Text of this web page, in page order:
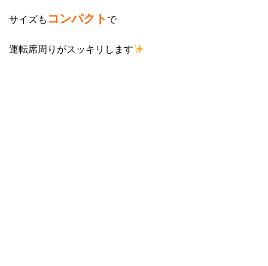
サイズも コンパクト で
運転席周りがスッキリします